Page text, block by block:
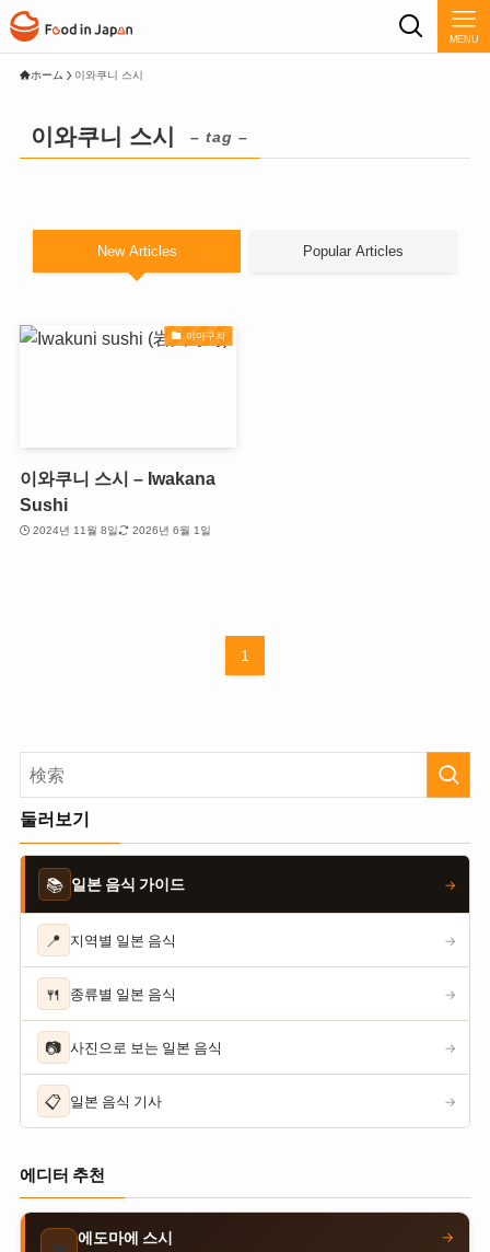
MENU
ホーム 이와쿠니 스시
이와쿠니 스시 – tag –
New Articles Popular Articles
야마구치
이와쿠니 스시 – Iwakana
Sushi
2024년 11월 8일 2026년 6월 1일
1
둘러보기
📚 일본 음식 가이드 →
📍 지역별 일본 음식 →
🍴 종류별 일본 음식 →
📷 사진으로 보는 일본 음식 →
📋 일본 음식 기사 →
에디터 추천
🍣 에도마에 스시 →